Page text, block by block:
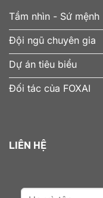
Tầm nhìn - Sứ mệnh
Đội ngũ chuyên gia
Dự án tiêu biểu
Đối tác của FOXAI
LIÊN HỆ